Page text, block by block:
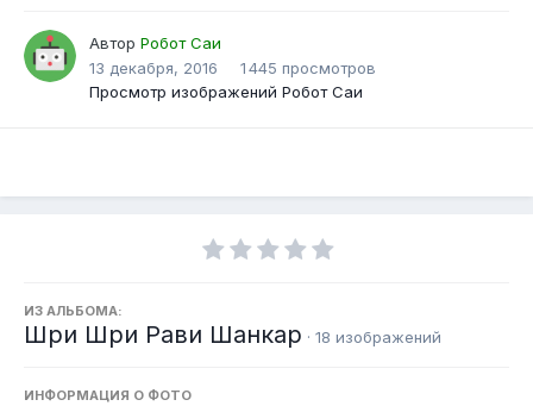
Автор Робот Саи
13 декабря, 2016
1 445 просмотров
Просмотр изображений Робот Саи
ИЗ АЛЬБОМА:
Шри Шри Рави Шанкар · 18 изображений
ИНФОРМАЦИЯ О ФОТО